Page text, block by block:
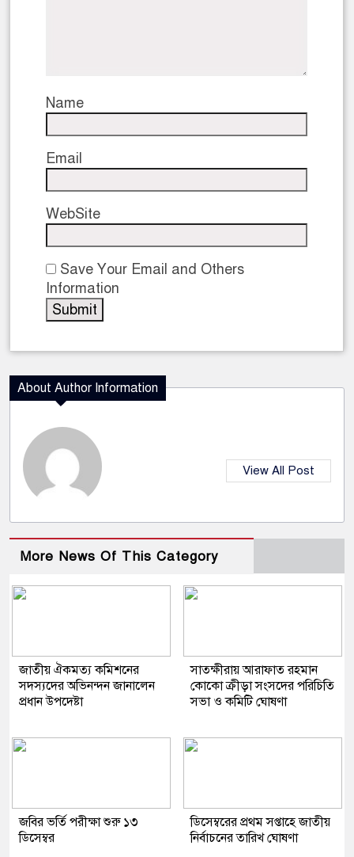
Name
Email
WebSite
Save Your Email and Others
Information
About Author Information
View All Post
More News Of This Category
জাতীয় ঐকমত্য কমিশনের
সদস্যদের অভিনন্দন জানালেন
প্রধান উপদেষ্টা
সাতক্ষীরায় আরাফাত রহমান
কোকো ক্রীড়া সংসদের পরিচিতি
সভা ও কমিটি ঘোষণা
জবির ভর্তি পরীক্ষা শুরু ১৩
ডিসেম্বর
ডিসেম্বরের প্রথম সপ্তাহে জাতীয়
নির্বাচনের তারিখ ঘোষণা